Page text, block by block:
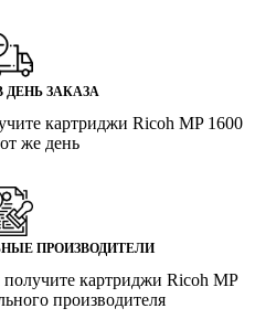
ДЕНЬ ЗАКАЗА
картриджи Ricoh MP 1600
же день
ПРОИЗВОДИТЕЛИ
картриджи Ricoh MP
производителя